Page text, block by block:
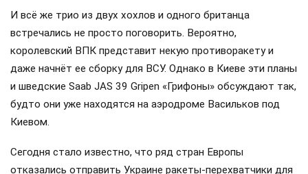
И всё же трио из двух хохлов и одного британца
встречались не просто поговорить. Вероятно,
королевский ВПК представит некую противоракету и
даже начнёт ее сборку для ВСУ. Однако в Киеве эти планы
и шведские Saab JAS 39 Gripen «Грифоны» обсуждают так,
будто они уже находятся на аэродроме Васильков под
Киевом.
Сегодня стало известно, что ряд стран Европы
отказались отправить Украине ракеты-перехватчики для